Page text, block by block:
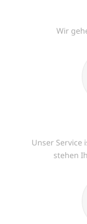
Wir
Unser Service
stehen